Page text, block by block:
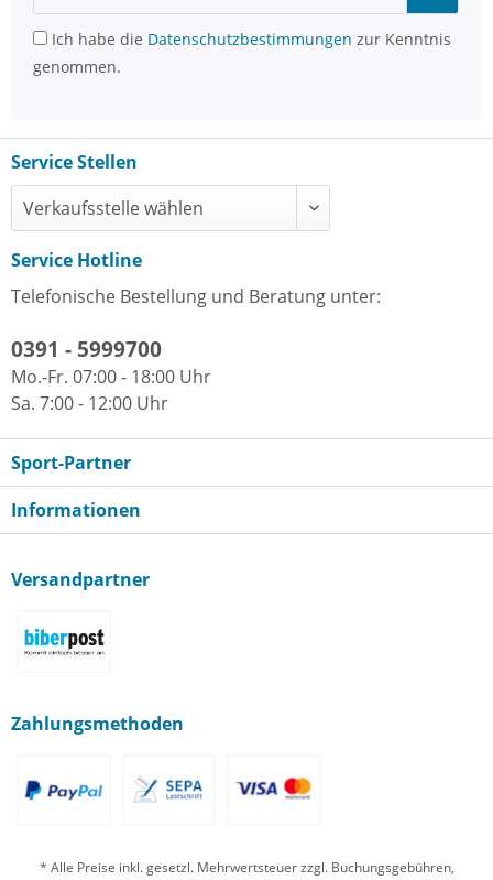
Ich habe die Datenschutzbestimmungen zur Kenntnis
genommen.
Service Stellen
Service Hotline
Telefonische Bestellung und Beratung unter:
0391 - 5999700
Mo.-Fr. 07:00 - 18:00 Uhr
Sa. 7:00 - 12:00 Uhr
Sport-Partner
Informationen
Versandpartner
Zahlungsmethoden
* Alle Preise inkl. gesetzl. Mehrwertsteuer zzgl. Buchungsgebühren,